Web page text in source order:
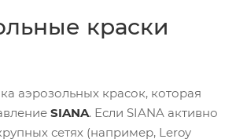
краски
аэрозольных красок, которая
SIANA. Если SIANA активно
сетях (например, Leroy